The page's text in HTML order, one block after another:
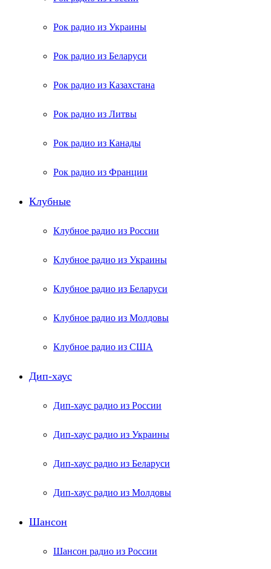
Рок радио из Украины
Рок радио из Беларуси
Рок радио из Казахстана
Рок радио из Литвы
Рок радио из Канады
Рок радио из Франции
Клубные
Клубное радио из России
Клубное радио из Украины
Клубное радио из Беларуси
Клубное радио из Молдовы
Клубное радио из США
Дип-хаус
Дип-хаус радио из России
Дип-хаус радио из Украины
Дип-хаус радио из Беларуси
Дип-хаус радио из Молдовы
Шансон
Шансон радио из России